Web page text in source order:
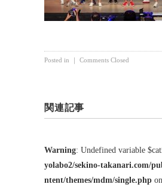
Posted in ｜ Comments Closed
関連記事
Warning: Undefined variable
yolabo2/sekino-takanari.com/
ntent/themes/mdm/single.php